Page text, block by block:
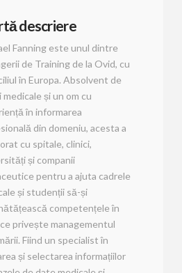
descriere
Fanning este unul dintre
de Training de la Ovid, cu
în Europa. Absolvent de
medicale și un om cu
în informarea
din domeniu, acesta a
cu spitale, clinici,
și companii
pentru a ajuta cadrele
și studenții să-și
competențele în
privește managementul
Fiind un specialist în
și selectarea informațiilor